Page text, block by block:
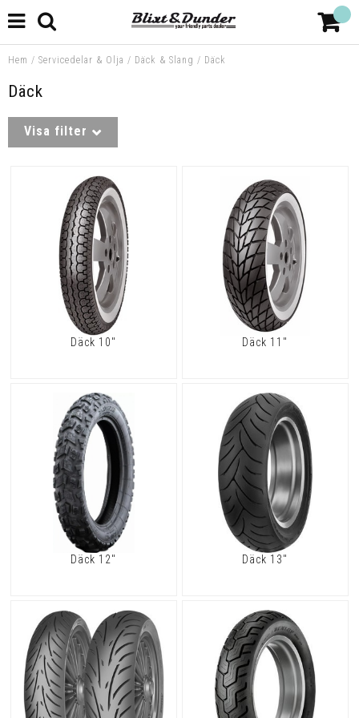
Hem / Servicedelar & Olja / Däck & Slang / Däck
Däck
Visa filter
Däck 10" Däck 11"
Däck 12" Däck 13"